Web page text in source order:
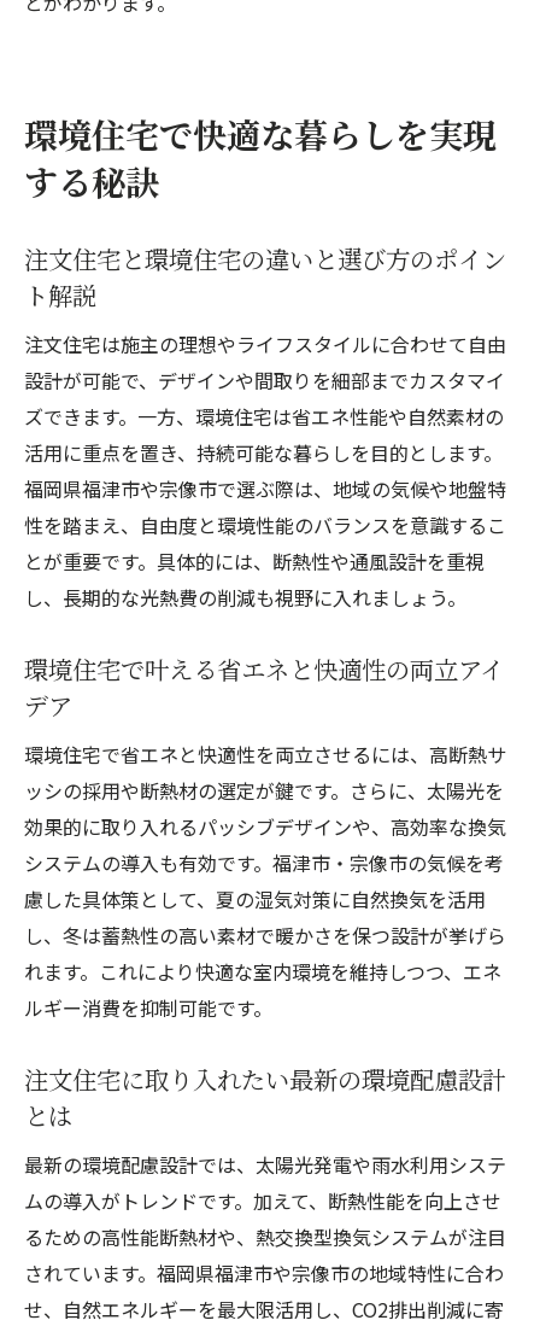
介
注文住宅で平屋を建てる際の注意点と成功
ポイント
環境住宅で快適な暮らしを実現
する秘訣
注文住宅と環境住宅の違いと選び方のポイン
ト解説
注文住宅は施主の理想やライフスタイルに合わせて自由
設計が可能で、デザインや間取りを細部までカスタマイ
ズできます。一方、環境住宅は省エネ性能や自然素材の
活用に重点を置き、持続可能な暮らしを目的とします。
福岡県福津市や宗像市で選ぶ際は、地域の気候や地盤特
性を踏まえ、自由度と環境性能のバランスを意識するこ
とが重要です。具体的には、断熱性や通風設計を重視
し、長期的な光熱費の削減も視野に入れましょう。
環境住宅で叶える省エネと快適性の両立アイ
デア
環境住宅で省エネと快適性を両立させるには、高断熱サ
ッシの採用や断熱材の選定が鍵です。さらに、太陽光を
効果的に取り入れるパッシブデザインや、高効率な換気
システムの導入も有効です。福津市・宗像市の気候を考
慮した具体策として、夏の湿気対策に自然換気を活用
し、冬は蓄熱性の高い素材で暖かさを保つ設計が挙げら
れます。これにより快適な室内環境を維持しつつ、エネ
ルギー消費を抑制可能です。
注文住宅に取り入れたい最新の環境配慮設計
とは
最新の環境配慮設計では、太陽光発電や雨水利用システ
ムの導入がトレンドです。加えて、断熱性能を向上させ
るための高性能断熱材や、熱交換型換気システムが注目
されています。福岡県福津市や宗像市の地域特性に合わ
せ、自然エネルギーを最大限活用し、CO2排出削減に寄